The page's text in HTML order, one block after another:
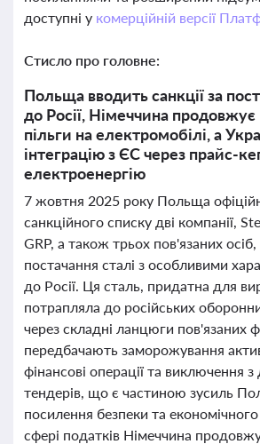
доступні у комерційній версії
Стисло про головне:
Польща вводить санкції за
до Росії, Німеччина продовжує
пільги на електромобілі, а
інтеграцію з ЄС через прайс-
електроенергію
7 жовтня 2025 року Польща
санкційного списку дві компанії,
GRP, а також трьох пов'язаних осіб,
постачання сталі з особливими
до Росії. Ця сталь, придатна для
потрапляла до російських
через складні ланцюги пов'язаних
передбачають заморожування
фінансові операції та виключення
тендерів, що є частиною зусиль
посилення безпеки та
сфері податків Німеччина